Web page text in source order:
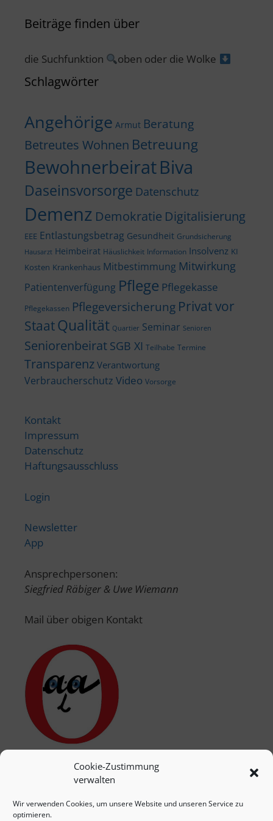
Cookie-Zustimmung
verwalten
Wir verwenden Cookies, um unsere Website und unseren Service zu
optimieren.
Beiträge finden über
die Suchfunktion oben oder die Wolke
Schlagwörter
Angehörige Armut Beratung
Betreutes Wohnen Betreuung
BewohnerbeiratBiva
Daseinsvorsorge Datenschutz
Demenz Demokratie Digitalisierung
EEE Entlastungsbetrag Gesundheit Grundsicherung
Hausarzt Heimbeirat Häuslichkeit Information Insolvenz KI
Kosten Krankenhaus Mitbestimmung Mitwirkung
Patientenverfügung Pflege Pflegekasse
Pflegekassen Pflegeversicherung Privat vor
StaatQualität Quartier Seminar Senioren
Seniorenbeirat SGB XI Teilhabe Termine
Transparenz Verantwortung
Verbraucherschutz Video Vorsorge
Kontakt
Impressum
Datenschutz
Haftungsausschluss
Login
Newsletter
App
Ansprechpersonen:
Siegfried Räbiger & Uwe Wiemann
Mail über obigen Kontakt